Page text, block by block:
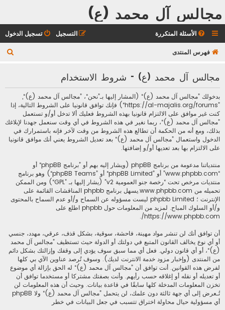
مجالس آل محمد (ع)
الأسئلة المتكررة تسجيل الدخول التسجيل
فهرس المنتدى
مجالس آل محمد (ع) - شروط الاستخدام
بدخولك ”مجالس آل محمد (ع)“ (المشار إليها بـ”نحن“، ”مجالس آل محمد (ع)“,
”https://al-majalis.org/forums“) فإنك توافق قانونيا على الشروط التالية، إذا
كنت غير موافق على الالتزام قانونيا بهذه الشروط فعليك ألا تدخل أو/و تستعمل
”مجالس آل محمد (ع)“، ربما نغير في هذه الشروط في أي وقت سنعمل جهدنا لإبلاغك
بذلك، ومع أنه من الحكمة أن تطالع هذه الشروط من وقت لآخر فإنه باستمرارك في
الدخول واستعمال ”مجالس آل محمد (ع)“ بعد تعديل الشروط يعني أنك موافق قانونيا
على الالتزام بها بعد تعديها أو/و إضافتها.
منتدياتنا مدعومة من برنامج phpBB (ويشار إليه بهم أو ”برنامج phpBB“ أو
“www.phpbb.com” أو ”phpBB Limited“ أو ”phpBB Teams“) وهو برنامج
منتديات مرخص تحت “رخصة جنو العمومية v2
” (يشار إليها بـ ”GPL“) ومن الممكن
تحميله من www.phpbb.com
.يسهل برنامج phpbb المناقشات القائمة على
الإنترنت ؛ phpbb Limited ليست مسؤوله عن السماح و/أو عدم السماح بالمحتوى
و/أو السلوك المباح. لمزيد من المعلومات حول phpbb اطلع على
https://www.phpbb.com/
.
أن توافق أنك لن تنشر مواد مهينة، فاحشة، سوقية، بشكل قذف، عرقي، مهدد، جنسي
أو أي نوع يخالف القانون المتبع في دولتك أو الدولة حيث تستظيف ”مجالس آل محمد
(ع)“، أو أي قانون دولي. فعل أي مما سبق سوف يؤدي إلى وقفك وإزالتك بشكل دائم
من المنتدى (وإخبار مزود خدمة الانترنت لديك). وسوف تُرصد عناوين الآي بي كلها
لفرض هذه القوانين. أنت توافق أن ”مجالس آل محمد (ع)“ له الحق بإزالة أي موضوع
أو تعديله أو نقله أو إغلاقه حسب رأيهم. وأنت بصفتك مشتركا أو مستخدما توافق أن
تخزن المعلومات المدخلة كلها سابقًا في قاعدة بيانات. وحيث أن هذه المعلومات لن
تُـعرض إلى أي جهة ثالثة دون علمك، لن يتحمل ”مجالس آل محمد (ع)“ ولا phpBB
أي مسؤولية حيال محاولة اختراق تتسبب في جعل البيانات في خطر